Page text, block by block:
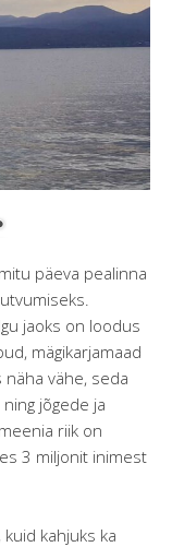
päeva pealinna
jaoks on loodus
mägikarjamaad
vähe, seda
jõgede ja
riik on
3 miljonit inimest
kahjuks ka